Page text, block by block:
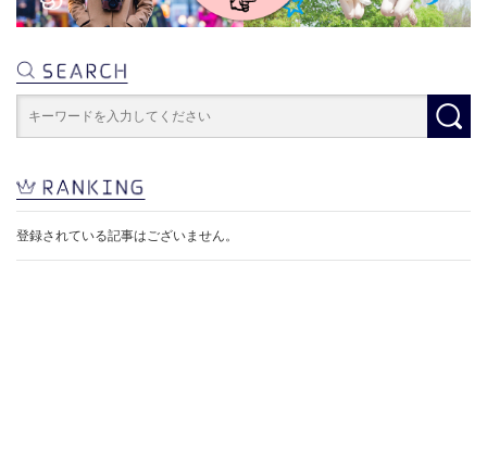
登録されている記事はございません。